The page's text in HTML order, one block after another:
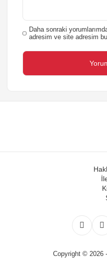
Daha sonraki
adresim ve site adresim
Copyright © 2026 -